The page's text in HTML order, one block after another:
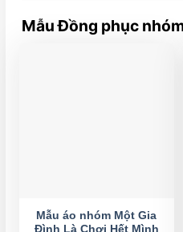
Mẫu Đồng phục
Mẫu áo nhóm Một Gia
Đình Là Chơi Hết Mình